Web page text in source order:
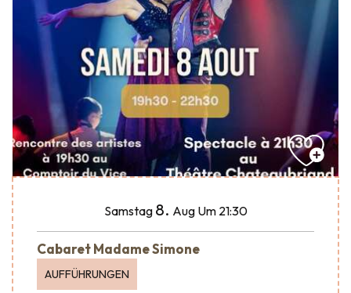
Samstag 8. Aug Um 21:30
Cabaret Madame Simone
AUFFÜHRUNGEN